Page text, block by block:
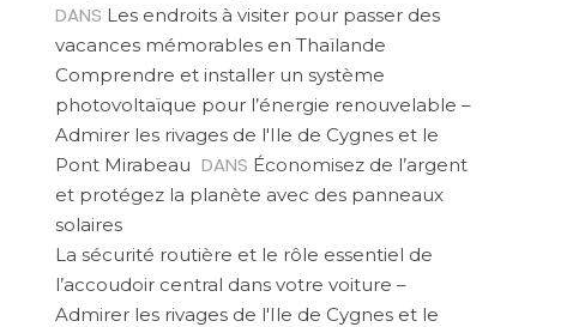
DANS Les endroits à visiter pour passer des
vacances mémorables en Thaïlande
Comprendre et installer un système
photovoltaïque pour l’énergie renouvelable –
Admirer les rivages de l'Ile de Cygnes et le
Pont Mirabeau DANS Économisez de l’argent
et protégez la planète avec des panneaux
solaires
La sécurité routière et le rôle essentiel de
l’accoudoir central dans votre voiture –
Admirer les rivages de l'Ile de Cygnes et le